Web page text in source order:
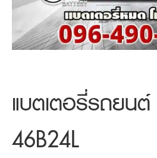
แบตเตอรี่รถยนต์
46B24L